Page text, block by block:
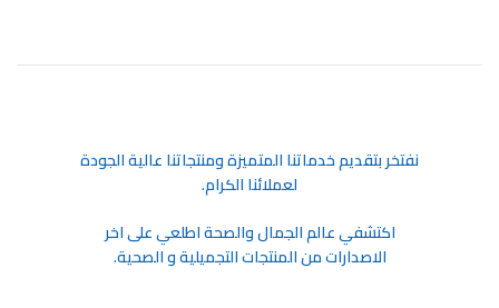
ﻧﻔﺘﺨﺮ ﺑﺘﻘﺪﻳﻢ ﺧﺪﻣﺎﺗﻨﺎ اﻟﻤﺘﻤﻴﺰة وﻣﻨﺘﺠﺎﺗﻨﺎ ﻋﺎﻟﻴﺔ اﻟﺠﻮدة
ﻟﻌﻤﻼﺋﻨﺎ اﻟﻜﺮام.
اكتشفي عالم الجمال والصحة اطلعي على اخر
الاصدارات من المنتجات التجميلية و الصحية.